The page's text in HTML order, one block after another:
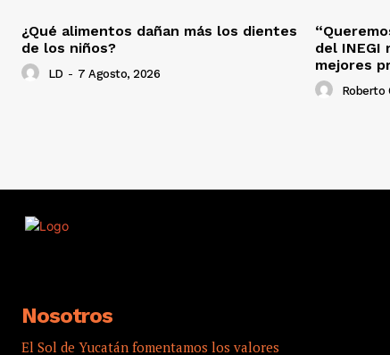
¿Qué alimentos dañan más los dientes
de los niños?
LD - 7 Agosto, 2026
del INEGI
mejores
Roberto
Nosotros
El Sol de Yucatán fomentamos los valores